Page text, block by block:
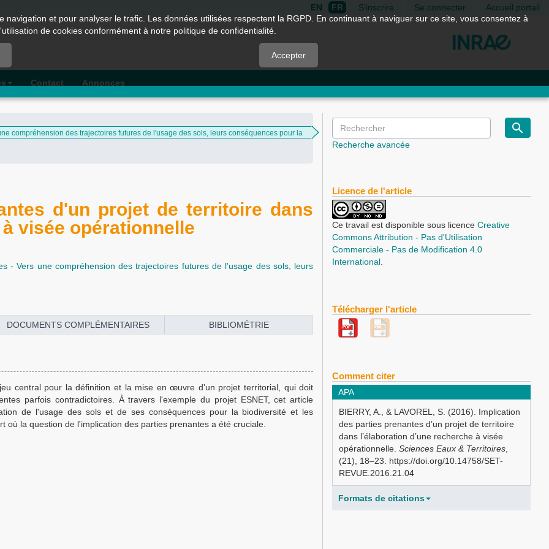
EN FR S'inscrire Se connecter Accueil portail
Contact Annonces
compréhension des trajectoires futures de l'usage des sols, leurs conséquences pour la
d'un projet de territoire dans
visée opérationnelle
- Vers une compréhension des trajectoires futures de l'usage des sols, leurs
DOCUMENTS COMPLÉMENTAIRES BIBLIOMÉTRIE
central pour la définition et la mise en œuvre d'un projet territorial, qui doit
parfois contradictoires. À travers l'exemple du projet ESNET, cet article
de l'usage des sols et de ses conséquences pour la biodiversité et les
la question de l'implication des parties prenantes a été cruciale.
Recherche avancée
Licence de l'article
Ce travail est disponible sous licenceCreative
Commons Attribution - Pas d'Utilisation
Commerciale - Pas de Modification 4.0
International
Télécharger l'article
Comment citer
APA
BIERRY, A., & LAVOREL, S. (2016). Implication
des parties prenantes d’un projet de territoire
dans l’élaboration d’une recherche à visée
opérationnelle.Sciences Eaux & Territoires
(21), 18–23. https://doi.org/10.14758/SET-
REVUE.2016.21.04
Formats de citations
et pour analyser le trafic. Les données utilisées respectent la RGPD. En continuant à naviguer sur ce site, vous consentez à
de cookies conformément à notre politique de confidentialité.
Accepter